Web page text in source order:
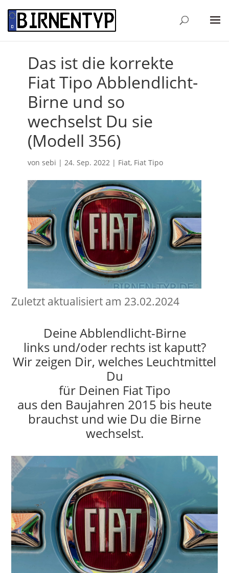
Das ist die korrekte
Fiat Tipo Abblendlicht-
Birne und so
wechselst Du sie
(Modell 356)
von sebi | 24. Sep. 2022 | Fiat, Fiat Tipo
Zuletzt aktualisiert am 23.02.2024
Deine Abblendlicht-Birne
links und/oder rechts ist kaputt?
Wir zeigen Dir, welches Leuchtmittel
Du
für Deinen Fiat Tipo
aus den Baujahren 2015 bis heute
brauchst und wie Du die Birne
wechselst.